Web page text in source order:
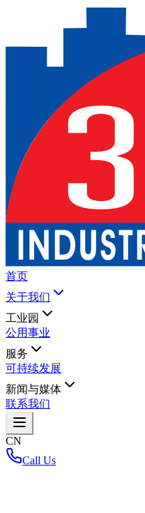
首页
关于我们
工业园
公用事业
服务
可持续发展
新闻与媒体
联系我们
CN
Call Us